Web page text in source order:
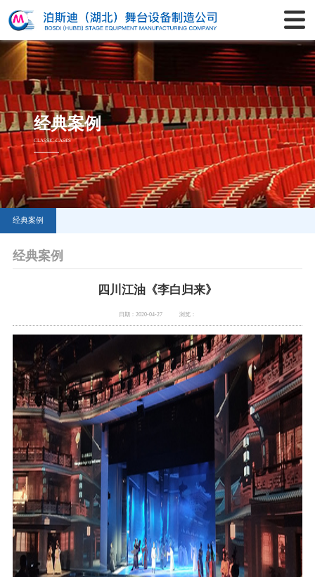
经典案例
CLASSIC CASES
经典案例
经典案例
四川江油《李白归来》
日期：2020-04-27 浏览：